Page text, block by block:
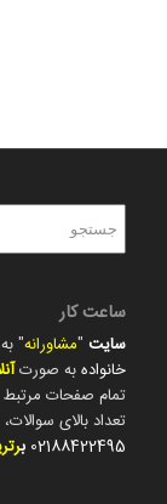
ساعت کار
سایت"مشاورانه" به صورت
خانوادهبه صورت
تمام صفحات مرتبط
تعداد بالای
02188422495 ب